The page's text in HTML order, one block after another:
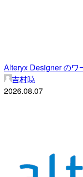
Alteryx Designer のワ
吉村暁
2026.08.07